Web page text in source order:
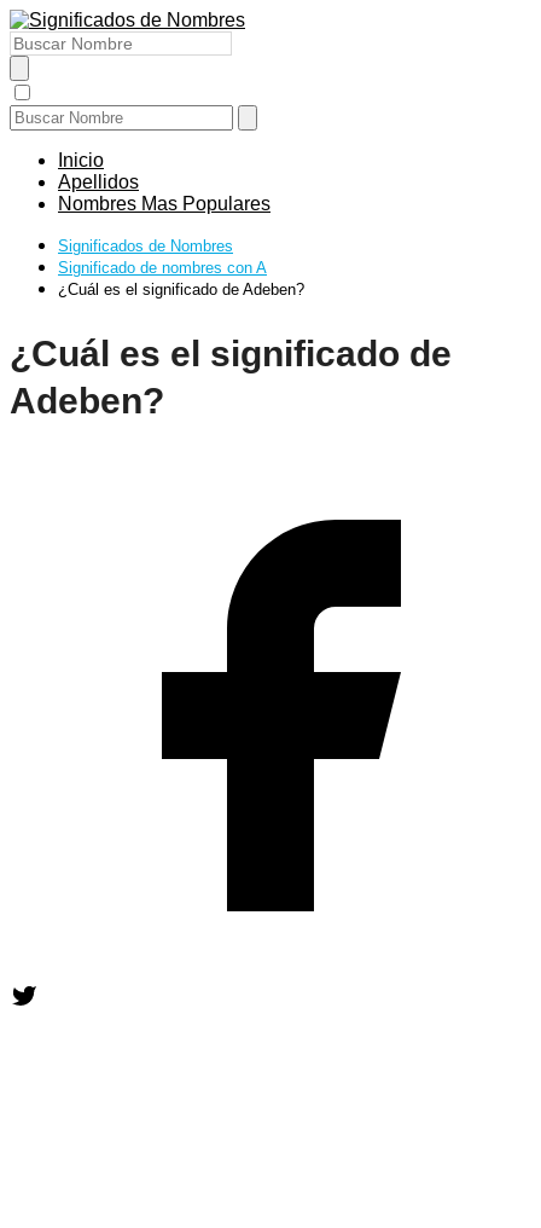
Inicio
Apellidos
Nombres Mas Populares
Significados de Nombres
Significado de nombres con A
¿Cuál es el significado de Adeben?
¿Cuál es el significado de
Adeben?